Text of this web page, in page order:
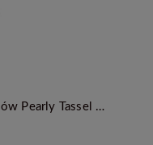
Konges Slojd - Spinki do włosów Pearly Tassel - PINK BOW